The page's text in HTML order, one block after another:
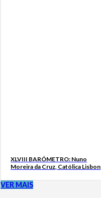
XLVIII BARÓMETRO: Nuno
Moreira da Cruz, Católica Lisbon
VER MAIS